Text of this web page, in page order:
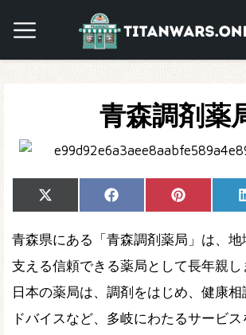
青森調剤薬
Share
on
X
(Twitter)
Share
on
Facebook Share
on
Pinterest
青森県にある「青森調剤薬局」は、
支える信頼できる薬局として長年親し
日本の薬局は、調剤をはじめ、健康
ドバイスなど、多岐にわたるサービス